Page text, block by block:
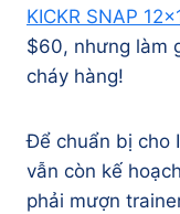
KICKR SNAP
$60, nhưng làm
cháy hàng!
Để chuẩn bị cho
vẫn còn kế
phải mượn